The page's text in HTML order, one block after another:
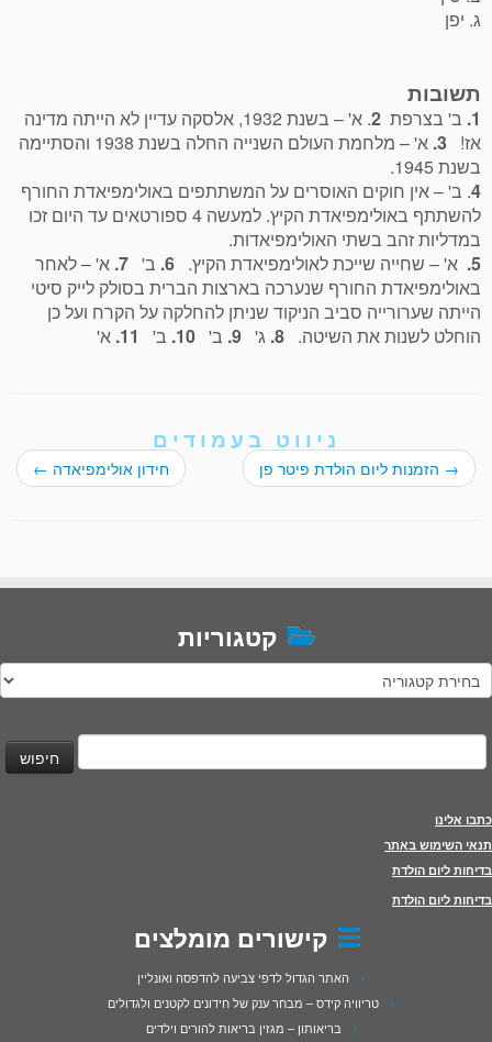
ג. יפן
תשובות
1. ב' בצרפת 2
. א' – בשנת 1932, אלסקה עדיין לא הייתה מדינה
אז! 3.
א' – מלחמת העולם השנייה החלה בשנת 1938 והסתיימה
בשנת 1945.
4. ב' – אין חוקים האוסרים על המשתתפים באולימפיאדת החורף
להשתתף באולימפיאדת הקיץ. למעשה 4 ספורטאים עד היום זכו
במדליות זהב בשתי האולימפיאדות.
5. א' – שחייה שייכת לאולימפיאדת הקיץ. ב'
א' – לאחר
באולימפיאדת החורף שנערכה בארצות הברית בסולק לייק סיטי
הייתה שערורייה סביב הניקוד שניתן להחלקה על הקרח ועל כן
הוחלט לשנות את השיטה. 8. ג' 9. ב' ב' 11. א'
ניווט בעמודים
→ הזמנות ליום הולדת פיטר פן חידון אולימפיאדה ←
קטגוריות
קטגוריות
חיפוש:
כתבו אלינו
תנאי השימוש באתר
בדיחות ליום הולדת
בדיחות ליום הולדת
קישורים מומלצים
האתר הגדול לדפי צביעה להדפסה ואונליין
טריוויה קידס – מבחר ענק של חידונים לקטנים ולגדולים
בריאותון – מגזין בריאות להורים וילדים